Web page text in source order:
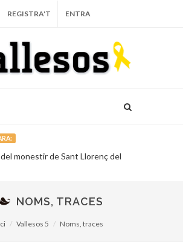
REGISTRA'T ENTRA
del monestir de Sant Llorenç del
NOMS, TRACES
Vallesos 5 Noms, traces